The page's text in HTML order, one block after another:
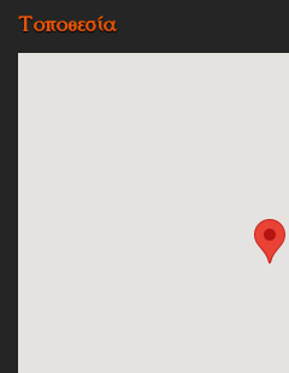
Τοποθεσία